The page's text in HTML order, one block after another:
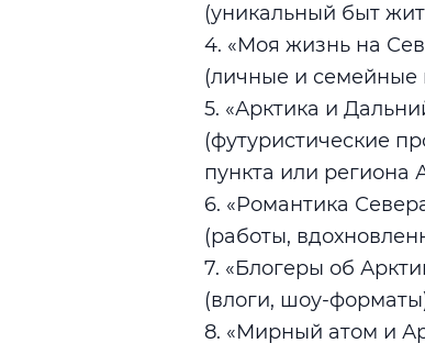
(уникальный быт
4. «Моя жизнь на
(личные и семейные
5. «Арктика и
(футуристические
пункта или региона
6. «Романтика
(работы,
7. «Блогеры об
(влоги, шоу-
8. «Мирный атом и